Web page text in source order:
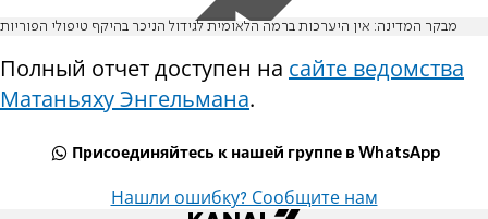
מבקר המדינה: אין היערכות ברמה הלאומית לגידול הניכר בהיקף טיפולי הפוריות
Полный отчет доступен на сайте ведомства
Матаньяху Энгельмана.
Присоединяйтесь к нашей группе в WhatsApp
Нашли ошибку? Сообщите нам